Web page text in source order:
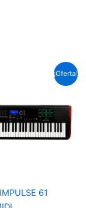
¡Oferta!
61
Soles
S/.1,449.0.
Soles
S/.1,207.5.